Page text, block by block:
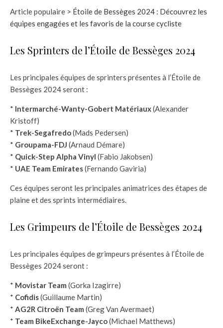
Article populaire > Étoile de Bessèges 2024 : Découvrez les
équipes engagées et les favoris de la course cycliste
Les Sprinters de l’Étoile de Bessèges 2024
Les principales équipes de sprinters présentes à l’Étoile de
Bessèges 2024 seront :
* Intermarché-Wanty-Gobert Matériaux(Alexander
Kristoff)
* Trek-Segafredo(Mads Pedersen)
* Groupama-FDJ (Arnaud Démare)
* Quick-Step Alpha Vinyl (Fabio Jakobsen)
* UAE Team Emirates(Fernando Gaviria)
Ces équipes seront les principales animatrices des étapes de
plaine et des sprints intermédiaires.
Les Grimpeurs de l’Étoile de Bessèges 2024
Les principales équipes de grimpeurs présentes à l’Étoile de
Bessèges 2024 seront :
* Movistar Team (Gorka Izagirre)
* Cofidis(Guillaume Martin)
* AG2R Citroën Team (Greg Van Avermaet)
* Team BikeExchange-Jayco(Michael Matthews)